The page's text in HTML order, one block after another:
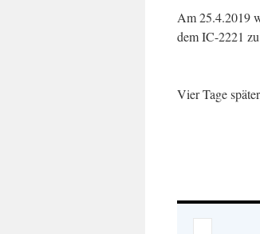
Am 25.4.2019
dem IC-2221
Vier Tage